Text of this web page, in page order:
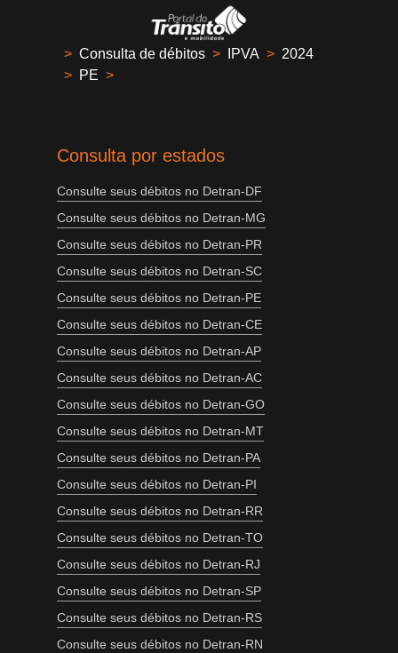
> Consulta de débitos > IPVA > 2024
> PE >
Consulta por estados
Consulte seus débitos no Detran-DF
Consulte seus débitos no Detran-MG
Consulte seus débitos no Detran-PR
Consulte seus débitos no Detran-SC
Consulte seus débitos no Detran-PE
Consulte seus débitos no Detran-CE
Consulte seus débitos no Detran-AP
Consulte seus débitos no Detran-AC
Consulte seus débitos no Detran-GO
Consulte seus débitos no Detran-MT
Consulte seus débitos no Detran-PA
Consulte seus débitos no Detran-PI
Consulte seus débitos no Detran-RR
Consulte seus débitos no Detran-TO
Consulte seus débitos no Detran-RJ
Consulte seus débitos no Detran-SP
Consulte seus débitos no Detran-RS
Consulte seus débitos no Detran-RN